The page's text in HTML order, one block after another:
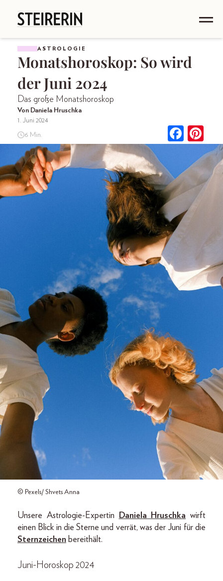
ASTROLOGIE
Monatshoroskop: So wird
der Juni 2024
Das große Monatshoroskop
Von Daniela Hruschka
1. Juni 2024
6 Min.
© Pexels/ Shvets Anna
Unsere Astrologie-Expertin Daniela Hruschka wirft
einen Blick in die Sterne und verrät, was der Juni für die
Sternzeichen bereithält.
Juni-Horoskop 2024